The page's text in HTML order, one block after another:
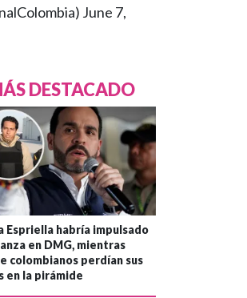
June 7,
DESTACADO
Espriella habría impulsado
en DMG, mientras
colombianos perdían sus
en la pirámide